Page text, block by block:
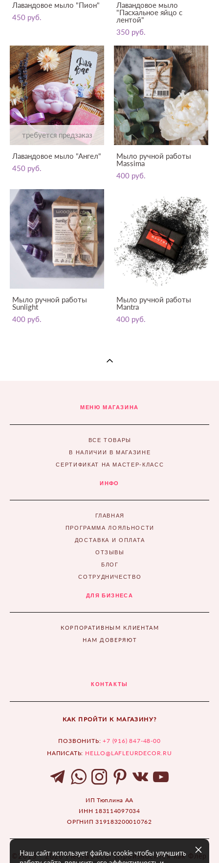
Лавандовое мыло "Пион"
450 pуб.
Лавандовое мыло
"Пасхальное яйцо с
лентой"
350 pуб.
требуется предзаказ
Лавандовое мыло "Ангел"
450 pуб.
Мыло ручной работы
Massima
400 pуб.
Мыло ручной работы
Sunlight
400 pуб.
Мыло ручной работы
Mantra
400 pуб.
МЕНЮ МАГАЗИНА
ВСЕ ТОВАРЫ
В НАЛИЧИИ В МАГАЗИНЕ
СЕРТИФИКАТ НА МАСТЕР-КЛАСС
ИНФО
ГЛАВНАЯ
ПРОГРАММА ЛОЯЛЬНОСТИ
ДОСТАВКА И ОПЛАТА
ОТЗЫВЫ
БЛОГ
СОТРУДНИЧЕСТВО
ДЛЯ БИЗНЕСА
КОРПОРАТИВНЫМ КЛИЕНТАМ
НАМ ДОВЕРЯЮТ
КОНТАКТЫ
КАК ПРОЙТИ К МАГАЗИНУ?
ПОЗВОНИТЬ:+7 (916) 847-48-00
НАПИСАТЬ: HELLO@LAFLEURDECOR.RU
ИП Тюплина АА
ИНН 183114097034
ОРГНИП 319183200010762
©2015 - 2026 Fleur&Décor (Произносится как Флёр
Наш сайт использует файлы cookie чтобы улучшить